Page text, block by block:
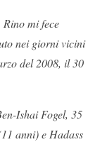
mi fece
nei giorni vicini
del 2008, il 30
Ishai Fogel, 35
anni) e Hadass